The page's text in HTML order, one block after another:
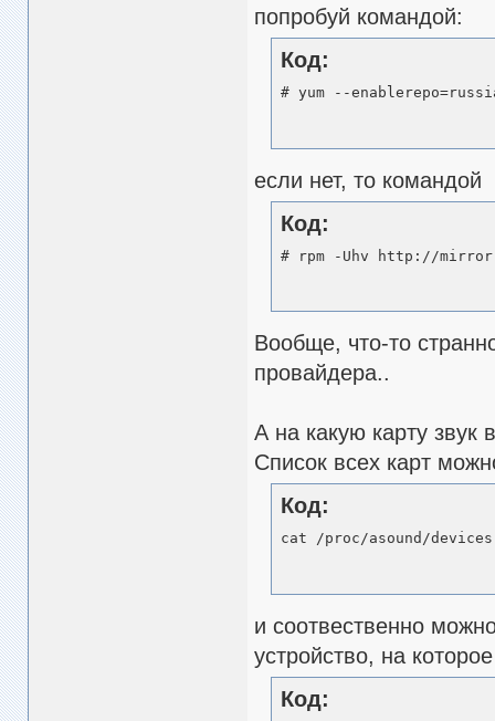
попробуй командой:
Код:
# yum --
если нет, то командой
Код:
# rpm -Uhv http://
Вообще, что-то
провайдера..
А на какую карту звук
Список всех карт
Код:
cat /proc/asound/devices
и соотвественно
устройство, на
Код: